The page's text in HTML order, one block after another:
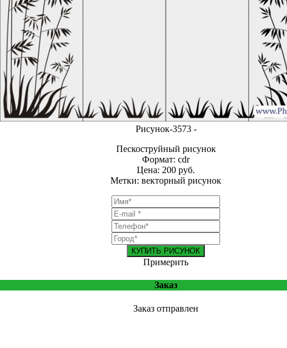
Рисунок-3573 -
Пескоструйный рисунок
Формат: cdr
Цена: 200 руб.
Метки: векторный рисунок
КУПИТЬ РИСУНОК
Примерить
Заказ
Заказ отправлен